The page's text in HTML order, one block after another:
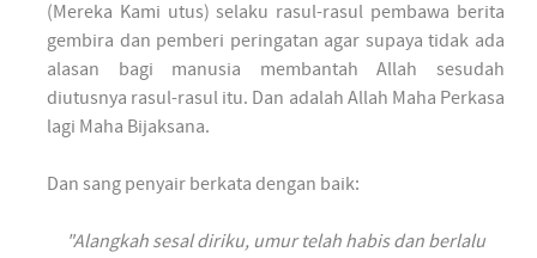
(Mereka Kami utus) selaku rasul-rasul pembawa berita
gembira dan pemberi peringatan agar supaya tidak ada
alasan bagi manusia membantah Allah sesudah
diutusnya rasul-rasul itu. Dan adalah Allah Maha Perkasa
lagi Maha Bijaksana.
Dan sang penyair berkata dengan baik:
"Alangkah sesal diriku, umur telah habis dan berlalu